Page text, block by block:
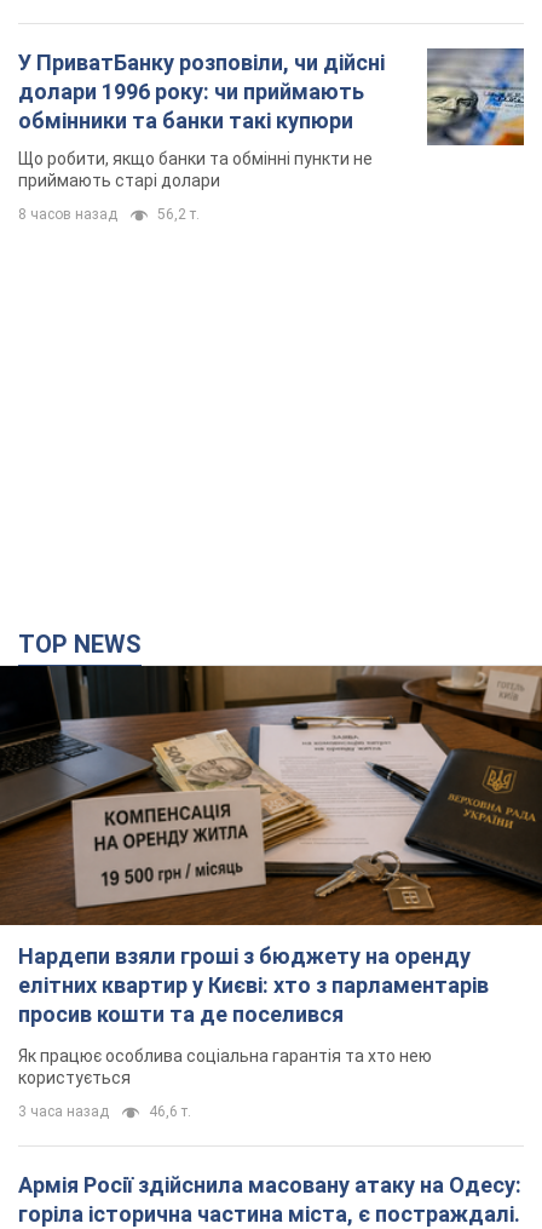
У ПриватБанку розповіли, чи дійсні
долари 1996 року: чи приймають
обмінники та банки такі купюри
Що робити, якщо банки та обмінні пункти не
приймають старі долари
8 часов назад 56,2 т.
TOP NEWS
Нардепи взяли гроші з бюджету на оренду
елітних квартир у Києві: хто з парламентарів
просив кошти та де поселився
Як працює особлива соціальна гарантія та хто нею
користується
3 часа назад 46,6 т.
Армія Росії здійснила масовану атаку на Одесу:
горіла історична частина міста, є постраждалі.